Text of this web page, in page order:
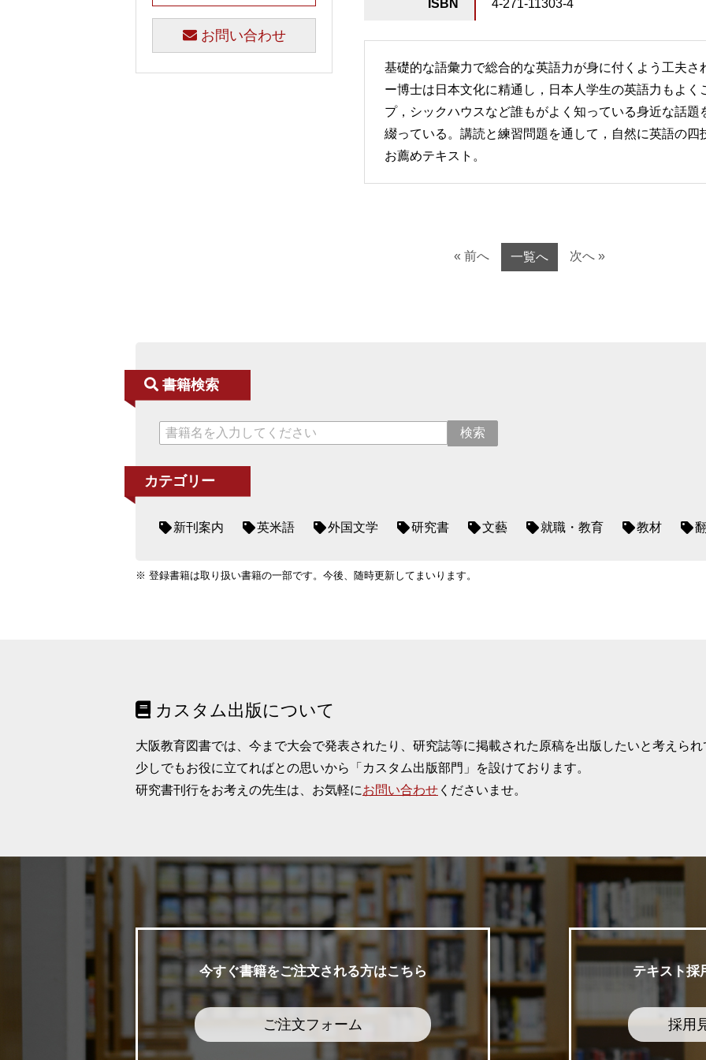
お問い合わせ
ISBN 4-271-11303-4
基礎的な語彙力で総合的な英語力が身に付くよう工夫さ
ー博士は日本文化に精通し，日本人学生の英語力もよく
プ，シックハウスなど誰もがよく知っている身近な話題
綴っている。講読と練習問題を通して，自然に英語の
お薦めテキスト。
« 前へ 一覧へ 次へ »
書籍検索
カテゴリー
新刊案内 英米語 外国文学 研究書 文藝 就職・教育 教材
※ 登録書籍は取り扱い書籍の一部です。今後、随時更新してまいります。
カスタム出版について
大阪教育図書では、今まで大会で発表されたり、研究誌等に掲載された原稿を出版したいと考えられ
少しでもお役に立てればとの思いから「カスタム出版部門」を設けております。
研究書刊行をお考えの先生は、お気軽にお問い合わせ くださいませ。
今すぐ書籍をご注文される方はこちら
ご注文フォーム
テキスト採
採用